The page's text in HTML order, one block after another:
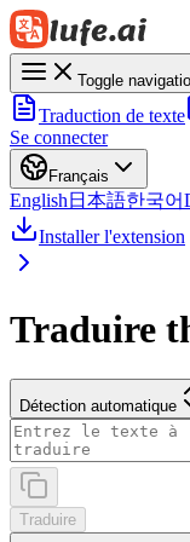
Toggle
Traduction de texte
Se connecter
Français
English 日本語한국어
Installer l'extension
Traduire
Détection automatique
Traduire